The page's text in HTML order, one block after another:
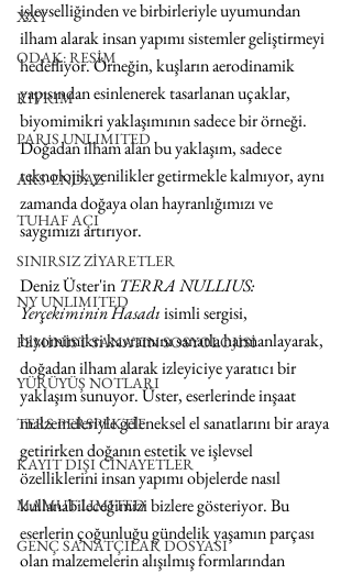
XXY
ODAK: RESİM
KIVRIM
PARIS UNLIMITED
AKS-ENDAZ
TUHAF AÇI
SINIRSIZ ZİYARETLER
NY UNLIMITED
FEMİNİST SANATIN SOSYOLOJİSİ
YÜRÜYÜŞ NOTLARI
TERS PERSPEKTİF
KAYIT DIŞI CİNAYETLER
MAMUT LIMITED
GENÇ SANATÇILAR DOSYASI
işlevselliğinden ve birbirleriyle uyumundan
ilham alarak insan yapımı sistemler geliştirmeyi
hedefliyor. Örneğin, kuşların aerodinamik
yapısından esinlenerek tasarlanan uçaklar,
biyomimikri yaklaşımının sadece bir örneği.
Doğadan ilham alan bu yaklaşım, sadece
teknolojik yenilikler getirmekle kalmıyor, aynı
zamanda doğaya olan hayranlığımızı ve
saygımızı artırıyor.
Deniz Üster'in TERRA NULLIUS:
Yerçekiminin Hasadı isimli sergisi,
biyomimikri kavramını sanatla harmanlayarak,
doğadan ilham alarak izleyiciye yaratıcı bir
yaklaşım sunuyor. Üster, eserlerinde inşaat
malzemeleriyle geleneksel el sanatlarını bir araya
getirirken doğanın estetik ve işlevsel
özelliklerini insan yapımı objelerde nasıl
kullanabileceğimizi bizlere gösteriyor. Bu
eserlerin çoğunluğu gündelik yaşamın parçası
olan malzemelerin alışılmış formlarından